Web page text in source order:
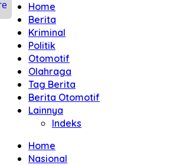
Home
Berita
Kriminal
Politik
Otomotif
Olahraga
Tag Berita
Berita Otomotif
Lainnya
Indeks
Home
Nasional